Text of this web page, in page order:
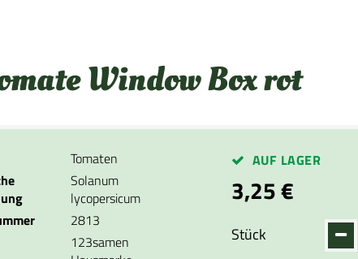
Window Box rot
Tomaten
Solanum
lycopersicum
2813
123samen
AUF LAGER
3,25 €
Stück